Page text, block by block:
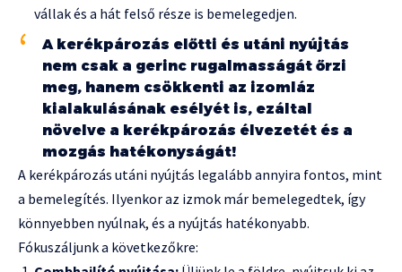
vállak és a hát felső része is bemelegedjen.
A kerékpározás előtti és utáni nyújtás
nem csak a gerinc rugalmasságát őrzi
meg, hanem csökkenti az izomláz
kialakulásának esélyét is, ezáltal
növelve a kerékpározás élvezetét és a
mozgás hatékonyságát!
A kerékpározás utáni nyújtás legalább annyira fontos, mint
a bemelegítés. Ilyenkor az izmok már bemelegedtek, így
könnyebben nyúlnak, és a nyújtás hatékonyabb.
Fókuszáljunk a következőkre: